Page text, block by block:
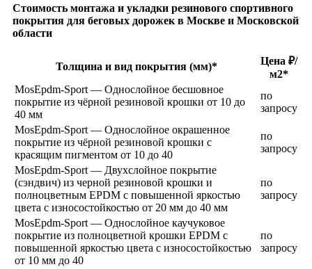
Стоимость монтажа и укладки резинового спортивного
покрытия для беговых дорожек в Москве и Московской
области
Толщина и вид покрытия (мм)*
Цена ₽/
м2*
MosEpdm-Sport — Однослойное бесшовное
покрытие из чёрной резиновой крошки от 10 до
40 мм
по
запросу
MosEpdm-Sport — Однослойное окрашенное
покрытие из чёрной резиновой крошки с
красящим пигментом от 10 до 40
по
запросу
MosEpdm-Sport — Двухслойное покрытие
(сэндвич) из черной резиновой крошки и
полноцветным EPDM с повышенной яркостью
цвета с износостойкостью от 20 мм до 40 мм
по
запросу
MosEpdm-Sport — Однослойное каучуковое
покрытие из полноцветной крошки EPDM c
повышенной яркостью цвета с износостойкостью
от 10 мм до 40
по
запросу